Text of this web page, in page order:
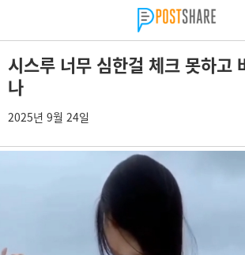
시스루 너무 심한걸 체크 못하고
나
2025년 9월 24일